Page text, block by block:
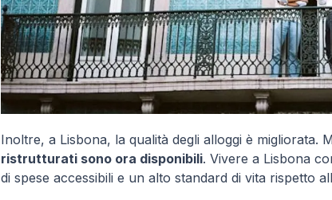
Inoltre, a Lisbona, la qualità degli alloggi è migliorata.
ristrutturati sono ora disponibili. Vivere a Lisbona
di spese accessibili e un alto standard di vita rispetto